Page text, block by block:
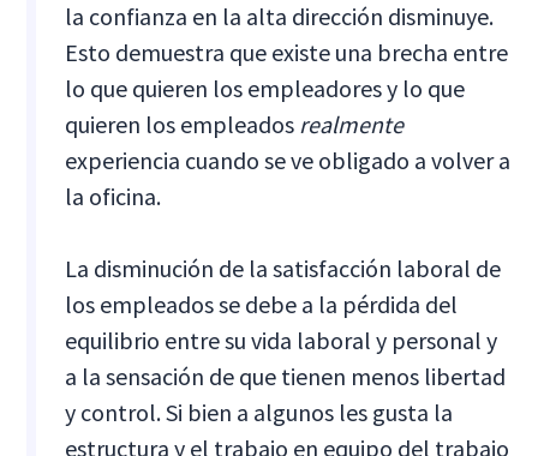
la confianza en la alta dirección disminuye.
Esto demuestra que existe una brecha entre
lo que quieren los empleadores y lo que
quieren los empleados realmente
experiencia cuando se ve obligado a volver a
la oficina.
La disminución de la satisfacción laboral de
los empleados se debe a la pérdida del
equilibrio entre su vida laboral y personal y
a la sensación de que tienen menos libertad
y control. Si bien a algunos les gusta la
estructura y el trabajo en equipo del trabajo